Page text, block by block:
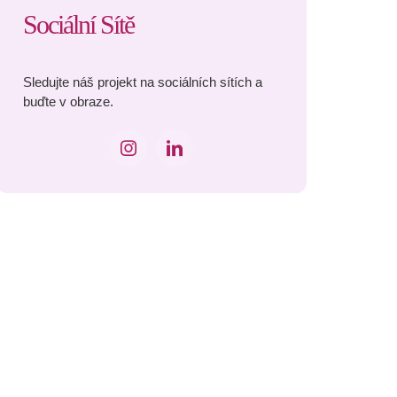
Sociální Sítě
Sledujte náš projekt na sociálních sítích a
buďte v obraze.